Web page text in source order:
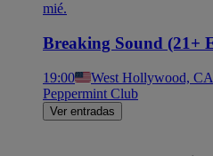
mié.
Breaking Sound (21+
19:00 West Hollywood,
Peppermint Club
Ver entradas